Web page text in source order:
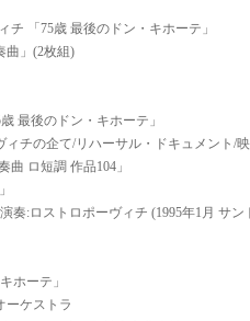
チ 「75歳 最後のドン・キホーテ」
曲」(2枚組)
最後のドン・キホーテ」
ィチの企て/リハーサル・ドキュメント/
曲 ロ短調 作品104」
奏:ロストロポーヴィチ (1995年1月 サン
ホーテ」
ーケストラ